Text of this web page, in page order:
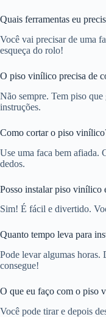
Quais ferramentas eu
Você vai precisar de uma
esqueça do rolo!
O piso vinílico precisa de
Não sempre. Tem piso
instruções.
Como cortar o piso
Use uma faca bem afiada.
dedos.
Posso instalar piso vinílico
Sim! É fácil e divertido.
Quanto tempo leva para
Pode levar algumas horas.
consegue!
O que eu faço com o piso
Você pode tirar e depois